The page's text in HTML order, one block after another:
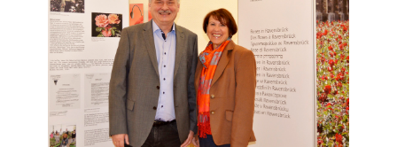
WEITERE INFORMATIONEN
ERDGAS
NATUR
UMLAND
WÄRMEPUMPE
WÄRMESPEICHER
Großkunden
Local Energy Verbund